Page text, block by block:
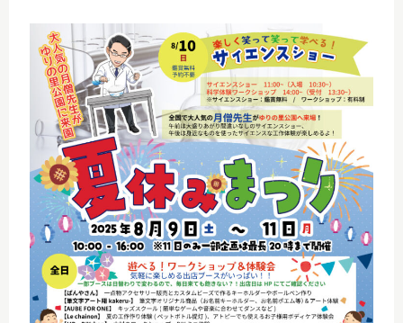
三国湊
丸岡城
竹田
グルメ
越前がに
ふくい甘えび
越前おろしそば
観光
温泉・宿泊
体験
モデルコース
東尋坊・雄島～三国湊コース
イベント